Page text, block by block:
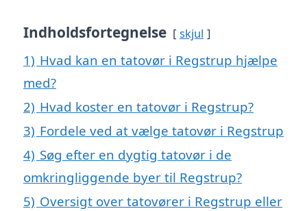
Indholdsfortegnelse skjul
1) Hvad kan en tatovør i Regstrup hjælpe
med?
2) Hvad koster en tatovør i Regstrup?
3) Fordele ved at vælge tatovør i Regstrup
4) Søg efter en dygtig tatovør i de
omkringliggende byer til Regstrup?
5) Oversigt over tatovører i Regstrup eller